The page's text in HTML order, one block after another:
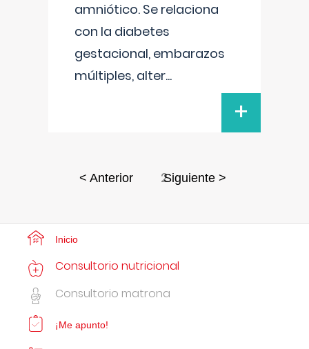
amniótico. Se relaciona
con la diabetes
gestacional, embarazos
múltiples, alter...
+
< Anterior 2Siguiente >
Inicio
Consultorio nutricional
Consultorio matrona
¡Me apunto!